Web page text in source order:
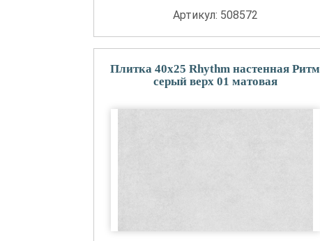
Артикул: 508572
Плитка 40x25 Rhythm настенная Ритм
серый верх 01 матовая